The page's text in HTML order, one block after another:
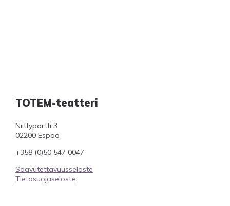
TOTEM-teatteri
Niittyportti 3
02200 Espoo
+358 (0)50 547 0047
Saavutettavuusseloste
Tietosuojaseloste